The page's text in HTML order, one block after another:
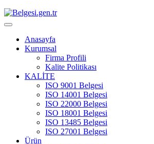
Anasayfa
Kurumsal
Firma Profili
Kalite Politikası
KALİTE
ISO 9001 Belgesi
ISO 14001 Belgesi
ISO 22000 Belgesi
ISO 18001 Belgesi
ISO 13485 Belgesi
ISO 27001 Belgesi
Ürün